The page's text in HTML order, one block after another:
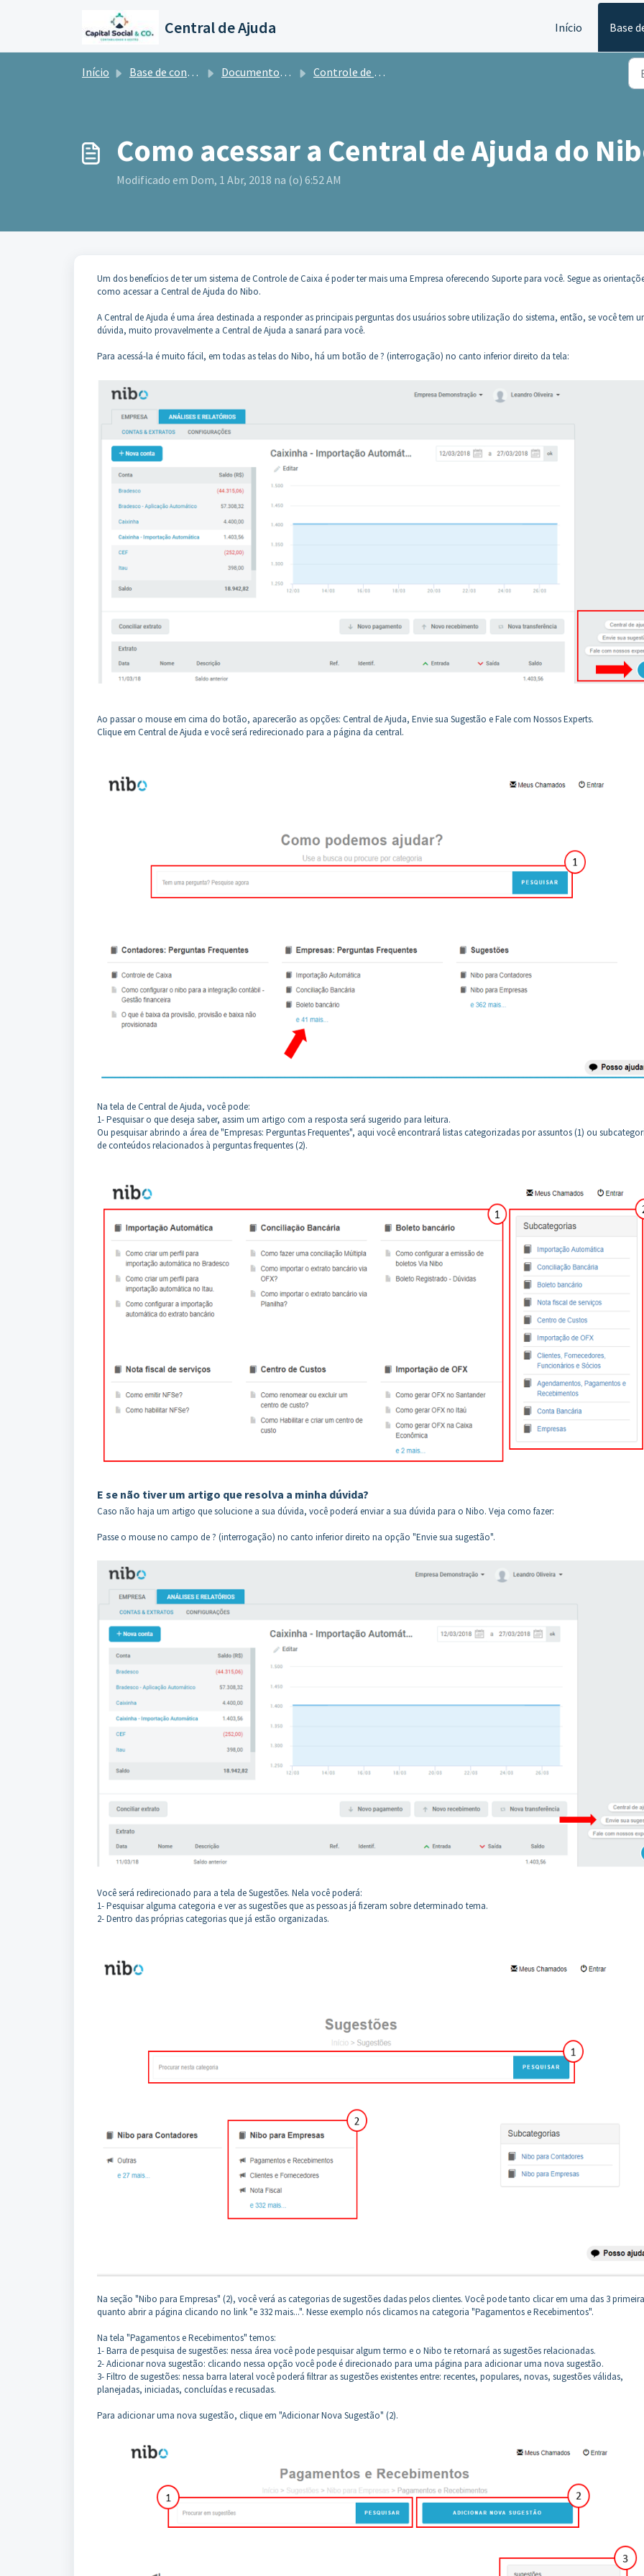
Central de Ajuda Início Base
Início Base de conhecimento Documentos e Informações para a Contabilidade Controle de Caixa - Nibo
Como acessar a Central de Ajuda do
Modificado em Dom, 1 Abr, 2018 na (o) 6:52 AM
Um dos benefícios de ter um sistema de Controle de Caixa é poder ter mais uma Empresa oferecendo Suporte para você. Segue as
como acessar a Central de Ajuda do Nibo.
A Central de Ajuda é uma área destinada a responder as principais perguntas dos usuários sobre utilização do sistema, então, se você tem
dúvida, muito provavelmente a Central de Ajuda a sanará para você.
Para acessá-la é muito fácil, em todas as telas do Nibo, há um botão de ? (interrogação) no canto inferior direito da tela:
Ao passar o mouse em cima do botão, aparecerão as opções: Central de Ajuda, Envie sua Sugestão e Fale com Nossos Experts.
Clique em Central de Ajuda e você será redirecionado para a página da central.
Na tela de Central de Ajuda, você pode:
1- Pesquisar o que deseja saber, assim um artigo com a resposta será sugerido para leitura.
Ou pesquisar abrindo a área de "Empresas: Perguntas Frequentes", aqui você encontrará listas categorizadas por assuntos (1) ou
de conteúdos relacionados à perguntas frequentes (2).
E se não tiver um artigo que resolva a minha dúvida?
Caso não haja um artigo que solucione a sua dúvida, você poderá enviar a sua dúvida para o Nibo. Veja como fazer:
Passe o mouse no campo de ? (interrogação) no canto inferior direito na opção "Envie sua sugestão".
Você será redirecionado para a tela de Sugestões. Nela você poderá:
1- Pesquisar alguma categoria e ver as sugestões que as pessoas já fizeram sobre determinado tema.
2- Dentro das próprias categorias que já estão organizadas.
Na seção "Nibo para Empresas" (2), você verá as categorias de sugestões dadas pelos clientes. Você pode tanto clicar em uma das 3
quanto abrir a página clicando no link "e 332 mais...". Nesse exemplo nós clicamos na categoria "Pagamentos e Recebimentos".
Na tela "Pagamentos e Recebimentos" temos:
1- Barra de pesquisa de sugestões: nessa área você pode pesquisar algum termo e o Nibo te retornará as sugestões relacionadas.
2- Adicionar nova sugestão: clicando nessa opção você pode é direcionado para uma página para adicionar uma nova sugestão.
3- Filtro de sugestões: nessa barra lateral você poderá filtrar as sugestões existentes entre: recentes, populares, novas, sugestões válidas,
planejadas, iniciadas, concluídas e recusadas.
Para adicionar uma nova sugestão, clique em "Adicionar Nova Sugestão" (2).